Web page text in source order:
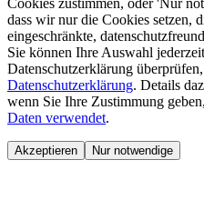
Cookies zustimmen, oder 'Nur
dass wir nur die Cookies setzen,
eingeschränkte,
Sie können Ihre Auswahl
Datenschutzerklärung
Datenschutzerklärung. Details
wenn Sie Ihre Zustimmung
Daten verwendet.
Akzeptieren Nur notwendige